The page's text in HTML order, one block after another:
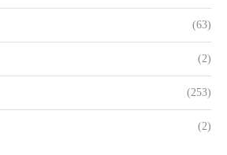
(63)
(2)
(253)
(2)